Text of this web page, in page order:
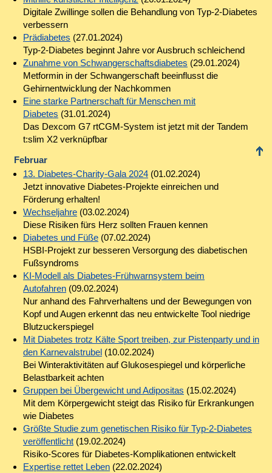
Digitale Zwillinge sollen die Behandlung von Typ-2-Diabetes
verbessern
Prädiabetes (27.01.2024)
Typ-2-Diabetes beginnt Jahre vor Ausbruch schleichend
Zunahme von Schwangerschaftsdiabetes (29.01.2024)
Metformin in der Schwangerschaft beeinflusst die
Gehirnentwicklung der Nachkommen
Eine starke Partnerschaft für Menschen mit
Diabetes (31.01.2024)
Das Dexcom G7 rtCGM-System ist jetzt mit der Tandem
t:slim X2 verknüpfbar
Februar
13. Diabetes-Charity-Gala 2024(01.02.2024)
Jetzt innovative Diabetes-Projekte einreichen und
Förderung erhalten!
Wechseljahre(03.02.2024)
Diese Risiken fürs Herz sollten Frauen kennen
Diabetes und Füße(07.02.2024)
HSBI-Projekt zur besseren Versorgung des diabetischen
Fußsyndroms
KI-Modell als Diabetes-Frühwarnsystem beim
Autofahren(09.02.2024)
Nur anhand des Fahrverhaltens und der Bewegungen von
Kopf und Augen erkennt das neu entwickelte Tool niedrige
Blutzuckerspiegel
Mit Diabetes trotz Kälte Sport treiben, zur Pistenparty und in
den Karnevalstrubel(10.02.2024)
Bei Winteraktivitäten auf Glukosespiegel und körperliche
Belastbarkeit achten
Gruppen bei Übergewicht und Adipositas (15.02.2024)
Mit dem Körpergewicht steigt das Risiko für Erkrankungen
wie Diabetes
Größte Studie zum genetischen Risiko für Typ-2-Diabetes
veröffentlicht(19.02.2024)
Risiko-Scores für Diabetes-Komplikationen entwickelt
Expertise rettet Leben(22.02.2024)